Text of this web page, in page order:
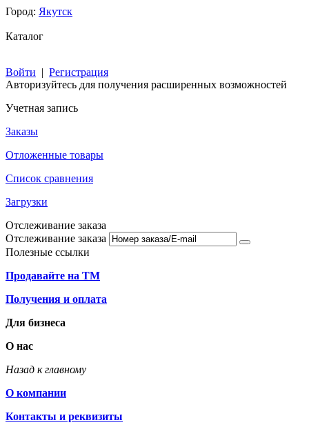
Город: Якутск
Каталог
Войти | Регистрация
Авторизуйтесь для получения расширенных возможностей
Учетная запись
Заказы
Отложенные товары
Список сравнения
Загрузки
Отслеживание заказа
Отслеживание заказа
Полезные ссылки
Продавайте на ТМ
Получения и оплата
Для бизнеса
О нас
Назад к главному
О компании
Контакты и реквизиты